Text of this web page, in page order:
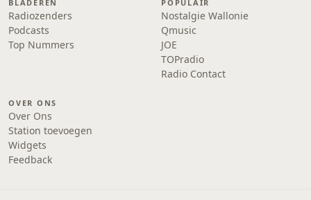
BLADEREN
Radiozenders
Podcasts
Top Nummers
POPULAIR
Nostalgie Wallonie
Qmusic
JOE
TOPradio
Radio Contact
OVER ONS
Over Ons
Station toevoegen
Widgets
Feedback